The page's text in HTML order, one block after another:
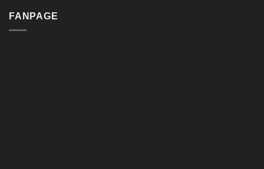
FANPAGE